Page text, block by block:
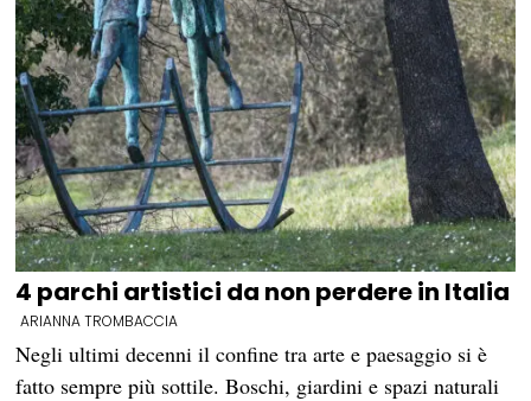
4 parchi artistici da non perdere in Italia
ARIANNA TROMBACCIA
Negli ultimi decenni il confine tra arte e paesaggio si è
fatto sempre più sottile. Boschi, giardini e spazi naturali